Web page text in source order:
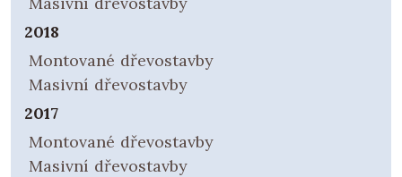
2018
Montované dřevostavby
Masivní dřevostavby
2017
Montované dřevostavby
Masivní dřevostavby